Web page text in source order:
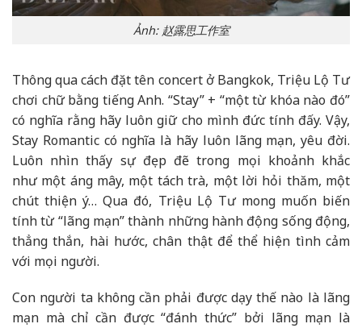
Ảnh: 赵露思工作室
Thông qua cách đặt tên concert ở Bangkok, Triệu Lộ Tư
chơi chữ bằng tiếng Anh. “Stay” + “một từ khóa nào đó”
có nghĩa rằng hãy luôn giữ cho mình đức tính đấy. Vậy,
Stay Romantic có nghĩa là hãy luôn lãng mạn, yêu đời.
Luôn nhìn thấy sự đẹp đẽ trong mọi khoảnh khắc
như một áng mây, một tách trà, một lời hỏi thăm, một
chút thiện ý… Qua đó, Triệu Lộ Tư mong muốn biến
tính từ “lãng mạn” thành những hành động sống động,
thẳng thắn, hài hước, chân thật để thể hiện tình cảm
với mọi người.
Con người ta không cần phải được dạy thế nào là lãng
mạn mà chỉ cần được “đánh thức” bởi lãng mạn là